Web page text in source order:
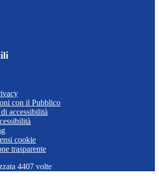
con il Pubblico
accessibilità
cookie
trasparente
4407 volte